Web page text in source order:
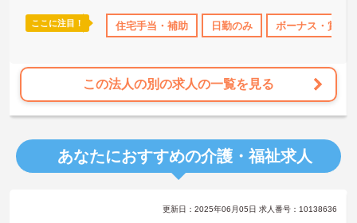
託児所・育児補助 日勤のみ 高収入 社会保険完備
ここに注目！ 住宅手当・補助 日勤のみ ボーナス・賞与
この法人の別の求人の一覧を見る
あなたにおすすめの介護・福祉求人
更新日：2025年06月05日 求人番号：10138636